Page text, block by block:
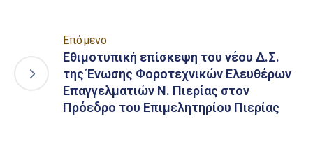
Επόμενο
Εθιμοτυπική επίσκεψη του νέου Δ.Σ.
της Ένωσης Φοροτεχνικών Ελευθέρων
Επαγγελματιών Ν. Πιερίας στον
Πρόεδρο του Επιμελητηρίου Πιερίας